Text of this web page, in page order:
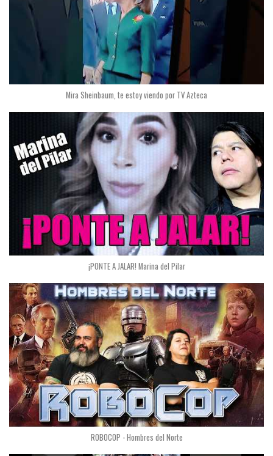
Mira Sheinbaum, te estoy viendo por TV Azteca
¡PONTE A JALAR! Marina del Pilar
ROBOCOP - Hombres del Norte